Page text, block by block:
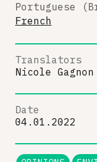
Portuguese
French
Translators
Nicole Gagnon
Date
04.01.2022